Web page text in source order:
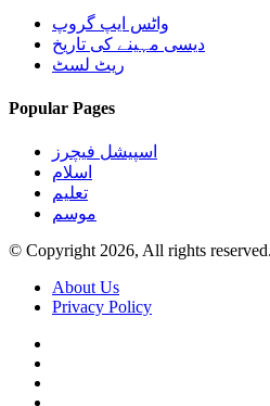
واٹس ایپ گروپ
دیسی مہینے کی تاریخ
ریٹ لسٹ
Popular Pages
اسپیشل فیچرز
اسلام
تعلیم
موسم
© Copyright 2026, All rights reserved.
About Us
Privacy Policy